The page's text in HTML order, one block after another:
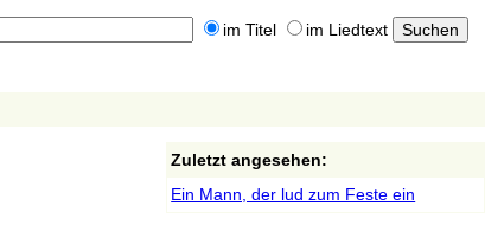
im Titel im Liedtext
Zuletzt angesehen:
Ein Mann, der lud zum Feste ein